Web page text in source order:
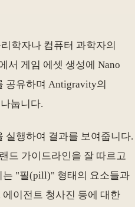
학자나 컴퓨터 과학자의
서 게임 에셋 생성에 Nano
공유하며 Antigravity의
눕니다.
실행하여 결과를 보여줍니다.
드 가이드라인을 잘 따르고
는 "필(pill)" 형태의 요소들과
이전트 청사진 등에 대한